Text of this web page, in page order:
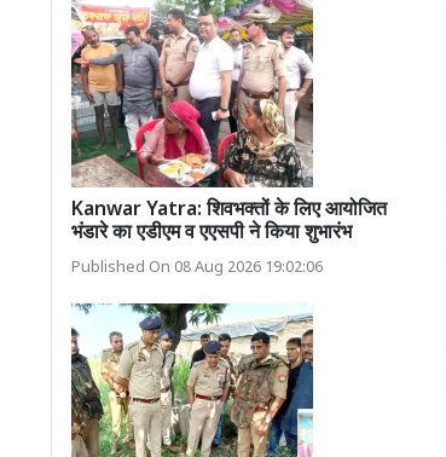
Kanwar Yatra: शिवभक्तों के लिए आयोजित
भंडारे का एडीएम व एएसपी ने किया शुभारंभ
Published On 08 Aug 2026 19:02:06